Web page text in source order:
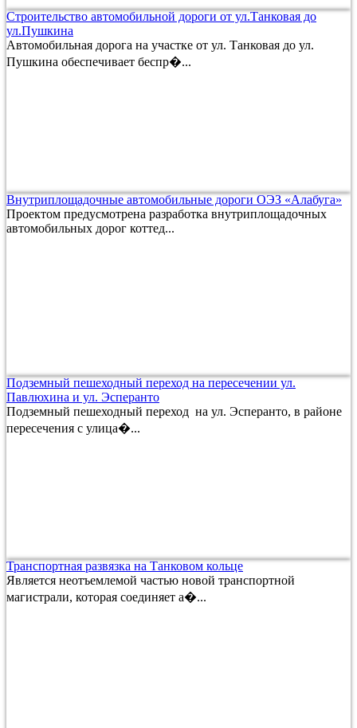
Строительство автомобильной дороги от ул.Танковая до
ул.Пушкина
Автомобильная дорога на участке от ул. Танковая до ул.
Пушкина обеспечивает беспр�...
Внутриплощадочные автомобильные дороги ОЭЗ «Алабуга»
Проектом предусмотрена разработка внутриплощадочных
автомобильных дорог коттед...
Подземный пешеходный переход на пересечении ул.
Павлюхина и ул. Эсперанто
Подземный пешеходный переход на ул. Эсперанто, в районе
пересечения с улица�...
Транспортная развязка на Танковом кольце
Является неотъемлемой частью новой транспортной
магистрали, которая соединяет а�...